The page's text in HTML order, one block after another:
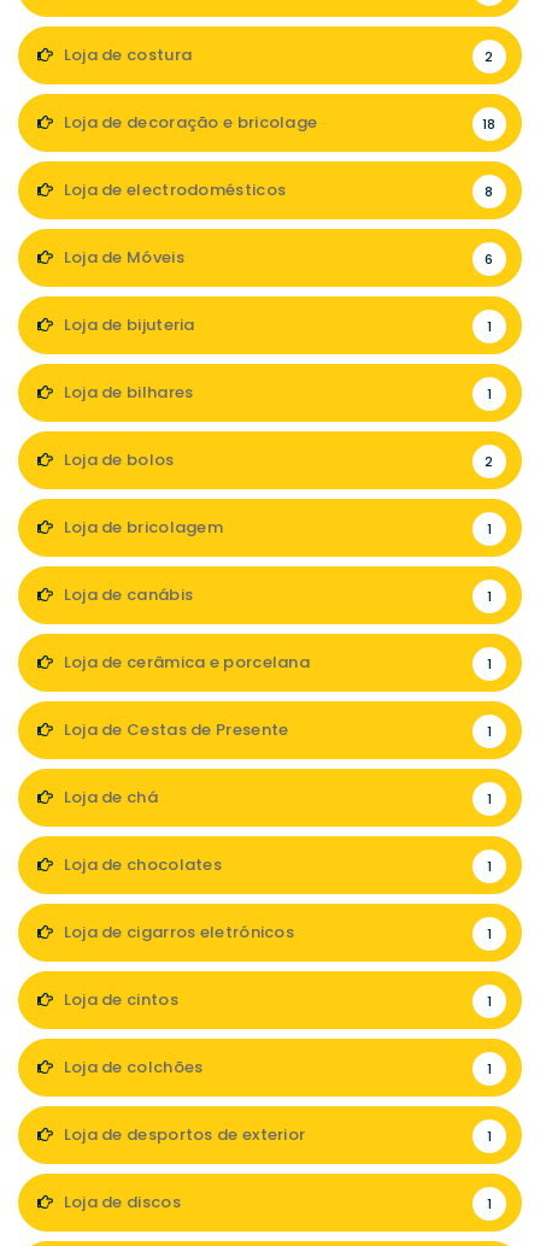
Loja de costura 2
Loja de decoração e bricolage 18
Loja de electrodomésticos 8
Loja de Móveis 6
Loja de bijuteria 1
Loja de bilhares 1
Loja de bolos 2
Loja de bricolagem 1
Loja de canábis 1
Loja de cerâmica e porcelana 1
Loja de Cestas de Presente 1
Loja de chá 1
Loja de chocolates 1
Loja de cigarros eletrónicos 1
Loja de cintos 1
Loja de colchões 1
Loja de desportos de exterior 1
Loja de discos 1